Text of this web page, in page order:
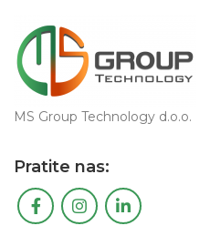
MS Group Technology d.o.o.
Pratite nas: